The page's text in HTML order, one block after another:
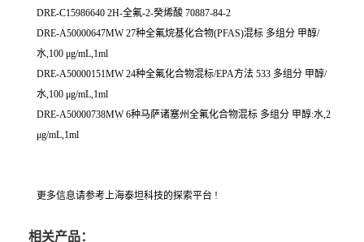
DRE-C15986640 2H-全氟-2-癸烯酸 70887-84-2
DRE-A50000647MW 27种全氟烷基化合物(PFAS)混标 多组分 甲醇/
水,100 μg/mL,1ml
DRE-A50000151MW 24种全氟化合物混标/EPA方法 533 多组分 甲醇/
水,100 μg/mL,1ml
DRE-A50000738MW 6种马萨诸塞州全氟化合物混标 多组分 甲醇:水,2
μg/mL,1ml
更多信息请参考上海泰坦科技的探索平台 !
相关产品：